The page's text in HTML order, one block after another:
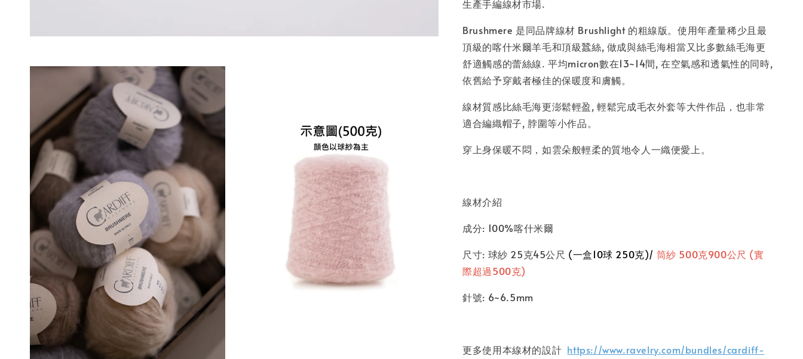
生產手編線材市場.
Brushmere 是同品牌線材 Brushlight 的粗線版。使用年產量稀少且最
頂級的喀什米爾羊毛和頂級蠶絲, 做成與絲毛海相當又比多數絲毛海更
舒適觸感的蕾絲線. 平均micron數在13~14間, 在空氣感和透氣性的同時,
依舊給予穿戴者極佳的保暖度和膚觸。
線材質感比絲毛海更澎鬆輕盈, 輕鬆完成毛衣外套等大件作品，也非常
適合編織帽子, 脖圍等小作品。
穿上身保暖不悶，如雲朵般輕柔的質地令人一織便愛上。
線材介紹
成分: 100%喀什米爾
尺寸: 球紗 25克45公尺 (一盒10球 250克)/ 筒紗 500克900公尺 (實
際超過500克)
針號: 6~6.5mm
更多使用本線材的設計 https://www.ravelry.com/bundles/cardiff-